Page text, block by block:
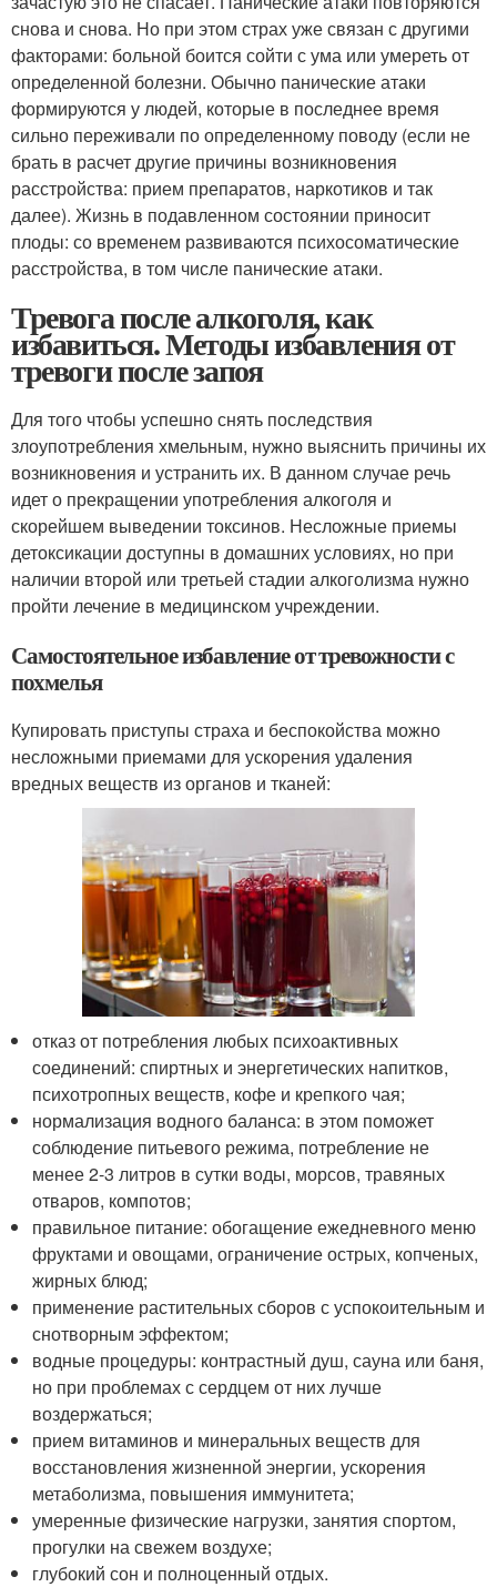
снова и снова. Но при этом страх уже связан с другими
факторами: больной боится сойти с ума или умереть от
определенной болезни. Обычно панические атаки
формируются у людей, которые в последнее время
сильно переживали по определенному поводу (если не
брать в расчет другие причины возникновения
расстройства: прием препаратов, наркотиков и так
далее). Жизнь в подавленном состоянии приносит
плоды: со временем развиваются психосоматические
расстройства, в том числе панические атаки.
Тревога после алкоголя, как
избавиться. Методы избавления от
тревоги после запоя
Для того чтобы успешно снять последствия
злоупотребления хмельным, нужно выяснить причины их
возникновения и устранить их. В данном случае речь
идет о прекращении употребления алкоголя и
скорейшем выведении токсинов. Несложные приемы
детоксикации доступны в домашних условиях, но при
наличии второй или третьей стадии алкоголизма нужно
пройти лечение в медицинском учреждении.
Самостоятельное избавление от тревожности с
похмелья
Купировать приступы страха и беспокойства можно
несложными приемами для ускорения удаления
вредных веществ из органов и тканей:
отказ от потребления любых психоактивных
соединений: спиртных и энергетических напитков,
психотропных веществ, кофе и крепкого чая;
нормализация водного баланса: в этом поможет
соблюдение питьевого режима, потребление не
менее 2-3 литров в сутки воды, морсов, травяных
отваров, компотов;
правильное питание: обогащение ежедневного меню
фруктами и овощами, ограничение острых, копченых,
жирных блюд;
применение растительных сборов с успокоительным и
снотворным эффектом;
водные процедуры: контрастный душ, сауна или баня,
но при проблемах с сердцем от них лучше
воздержаться;
прием витаминов и минеральных веществ для
восстановления жизненной энергии, ускорения
метаболизма, повышения иммунитета;
умеренные физические нагрузки, занятия спортом,
прогулки на свежем воздухе;
глубокий сон и полноценный отдых.